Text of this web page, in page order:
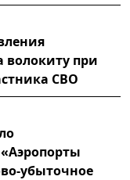
волокиту при
СВО
убыточное